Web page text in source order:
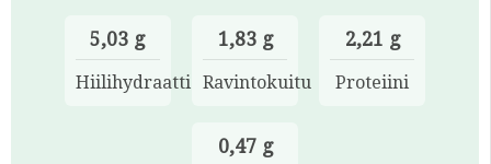
5,03 g
Hiilihydraatti
1,83 g
Ravintokuitu
2,21 g
Proteiini
0,47 g